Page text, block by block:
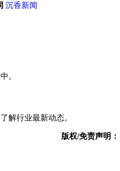
沉香新闻
。
解行业最新动态。
版权/免责声明：